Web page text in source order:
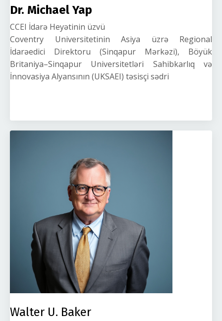
Dr. Michael Yap
CCEI İdarə Heyətinin üzvü
Coventry Universitetinin Asiya üzrə Regional
İdarəedici Direktoru (Sinqapur Mərkəzi), Böyük
Britaniya–Sinqapur Universitetləri Sahibkarlıq və
İnnovasiya Alyansının (UKSAEI) təsisçi sədri
Walter U. Baker